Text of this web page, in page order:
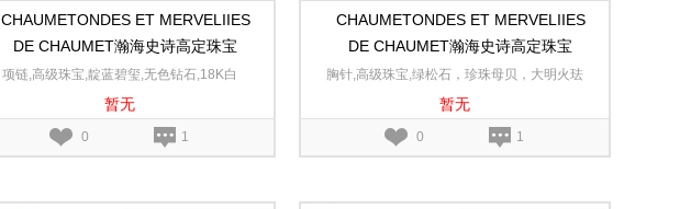
CHAUMETONDES ET MERVELIIES
DE CHAUMET瀚海史诗高定珠宝
Sous le Soleil幻日耀阳黄金和白金项链
项链,高级珠宝,靛蓝碧玺,无色钻石,18K白
金,18K黄金
暂无
0 1
CHAUMETONDES ET MERVELIIES
DE CHAUMET瀚海史诗高定珠宝
Encres澜海爱印白金、玫瑰金和黄金可
转换胸针
胸针,高级珠宝,绿松石，珍珠母贝，大明火珐
琅,无色钻石,18K白金,18K玫瑰金,18K黄金
暂无
0 1